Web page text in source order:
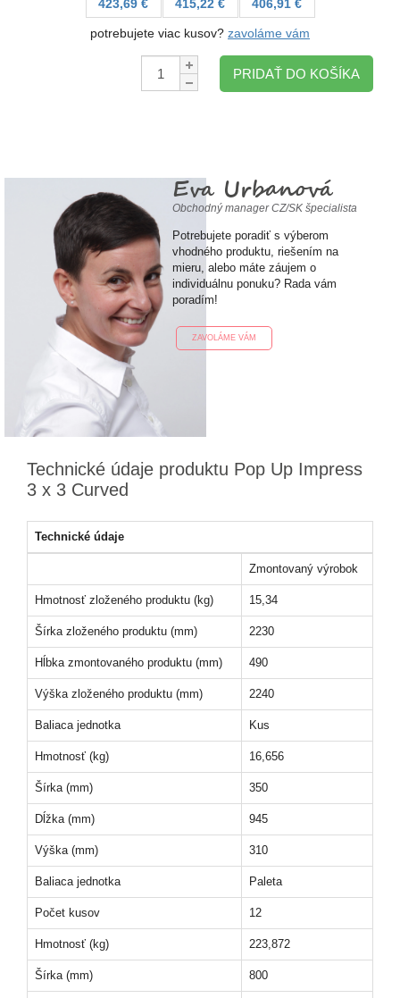
423,69 € 415,22 € 406,91 €
potrebujete viac kusov? zavoláme vám
Množstvo:
PRIDAŤ DO KOŠÍKA
Eva Urbanová
Obchodný manager CZ/SK špecialista
Potrebujete poradiť s výberom
vhodného produktu, riešením na
mieru, alebo máte záujem o
individuálnu ponuku? Rada vám
poradím!
ZAVOLÁME VÁM
Technické údaje produktu Pop Up Impress
3 x 3 Curved
Technické údaje
Zmontovaný výrobok
Hmotnosť zloženého produktu (kg) 15,34
Šírka zloženého produktu (mm) 2230
Hĺbka zmontovaného produktu (mm) 490
Výška zloženého produktu (mm) 2240
Baliaca jednotka Kus
Hmotnosť (kg) 16,656
Šírka (mm) 350
Dĺžka (mm) 945
Výška (mm) 310
Baliaca jednotka Paleta
Počet kusov 12
Hmotnosť (kg) 223,872
Šírka (mm) 800